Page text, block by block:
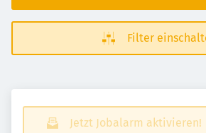
Filter
Jetzt Jobalarm aktivieren!